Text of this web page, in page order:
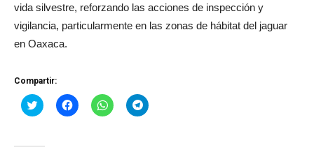
vida silvestre, reforzando las acciones de inspección y
vigilancia, particularmente en las zonas de hábitat del jaguar
en Oaxaca.
Compartir:
Haz
clic
Twitter
Haz
clic
Haz
clic
Haz
clic